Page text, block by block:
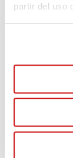
partir del uso
Donació